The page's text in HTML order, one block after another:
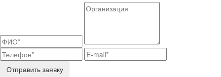
Отправить заявку